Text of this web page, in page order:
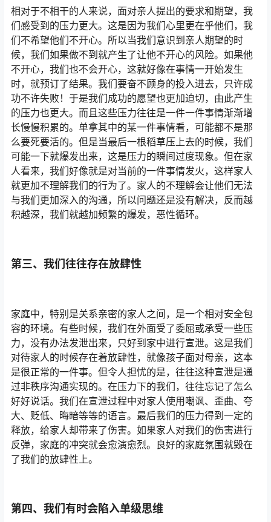
相对于不相干的人来说，面对亲人提出的要求和期望，我
们感受到的压力更大。这是因为我们心里更在乎他们，我
们不希望他们不开心。所以当我们意识到亲人期望的时
候，我们如果做不到就产生了让他不开心的风险。如果他
不开心，我们也不会开心，这就好像在事情一开始发生
时，就预订了结果。我们要奋不顾身的投入进去，只许成
功不许失败！于是我们成功的愿望也更加迫切，由此产生
的压力也更大。而且这些压力往往是一件一件事情渐渐增
长慢慢积累的。单拿其中的某一件事情看，可能都不是那
么要死要活的。但是当最后一根稻草压上去的时候，我们
可能一下就爆发出来，这是压力的瞬间过度现象。但在家
人看来，我们好像就是对当前的一件事情发火，这样家人
就更加不理解我们的行为了。家人的不理解会让他们无法
与我们更加深入的沟通，所以问题还是没有解决，反而越
积越深，我们就越加频繁的爆发，恶性循环。
第三、我们往往存在放肆性
家庭中，特别是关系亲密的家人之间，是一个相对安全包
容的环境。有些时候，我们在外面受了委屈或承受一些压
力，没有办法发泄出来，只好到家中进行宣泄。这是我们
对待家人的时候存在着放肆性，就像孩子面对母亲，这本
是很正常的一件事。但令人担忧的是，往往这种宣泄是通
过非秩序沟通实现的。在压力下的我们，往往忘记了怎么
好好说话。我们在宣泄过程中对家人使用嘲讽、歪曲、夸
大、贬低、晦暗等等的语言。最后我们的压力得到一定的
释放，给家人却带来了伤害。如果家人对我们的伤害进行
反弹，家庭的冲突就会愈演愈烈。良好的家庭氛围就毁在
了我们的放肆性上。
第四、我们有时会陷入单级思维